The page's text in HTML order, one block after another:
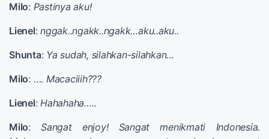
Milo: Pastinya aku!
Lienel: nggak..ngakk..ngakk…aku..aku..
Shunta: Ya sudah, silahkan-silahkan…
Milo: …. Macaciiih???
Lienel: Hahahaha…..
Milo:Sangat enjoy! Sangat menikmati Indonesia.